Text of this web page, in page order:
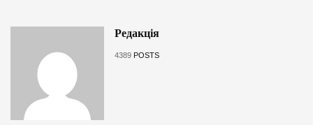
Редакція
4389 POSTS